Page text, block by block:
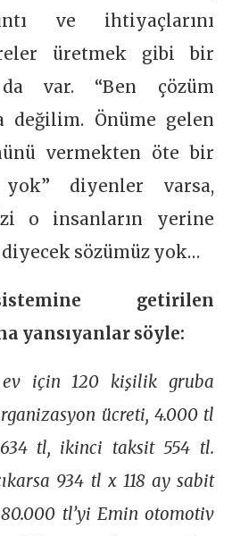
ve ihtiyaçlarını
üretmek gibi bir
da var. “Ben çözüm
değilim. Önüme gelen
vermekten öte bir
diyenler varsa,
o insanların yerine
sözümüz yok…
getirilen
yansıyanlar söyle:
için 120 kişilik gruba
ücreti, 4.000 tl
tl, ikinci taksit 554 tl.
934 tl x 118 ay sabit
tl’yi Emin otomotiv